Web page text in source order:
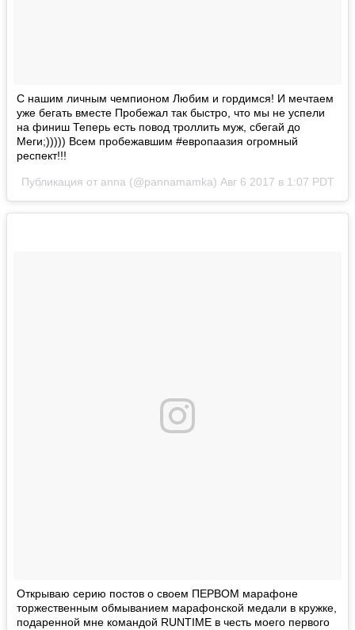
С нашим личным чемпионом Любим и гордимся! И мечтаем
уже бегать вместе Пробежал так быстро, что мы не успели
на финиш Теперь есть повод троллить муж, сбегай до
Меги;))))) Всем пробежавшим #европаазия огромный
респект!!!
Публикация от anna (@pannamamka) Авг 6 2017 в 1:07 PDT
Открываю серию постов о своем ПЕРВОМ марафоне
торжественным обмыванием марафонской медали в кружке,
подаренной мне командой RUNTIME в честь моего первого